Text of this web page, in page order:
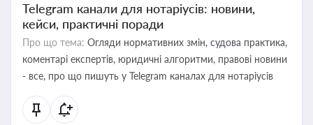
Telegram канали для нотаріусів: новини,
кейси, практичні поради
Про що тема: Огляди нормативних змін, судова практика,
коментарі експертів, юридичні алгоритми, правові новини
- все, про що пишуть у Telegram каналах для нотаріусів